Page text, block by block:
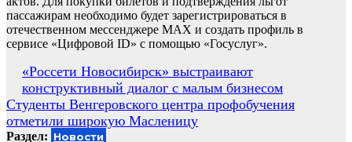
пассажирам необходимо будет зарегистрироваться в
отечественном мессенджере MAX и создать профиль в
сервисе «Цифровой ID» с помощью «Госуслуг».
Навигация
по
записям
«Россети Новосибирск» выстраивают
конструктивный диалог с малым бизнесом
Студенты Венгеровского центра профобучения
отметили широкую Масленицу
Раздел: Новости